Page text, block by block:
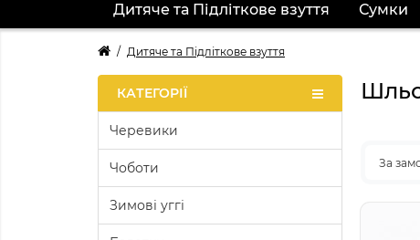
Дитяче та Підліткове взуття Сумки
Дитяче та Підліткове взуття
КАТЕГОРІЇ
Черевики
Чоботи
Зимові уггі
За